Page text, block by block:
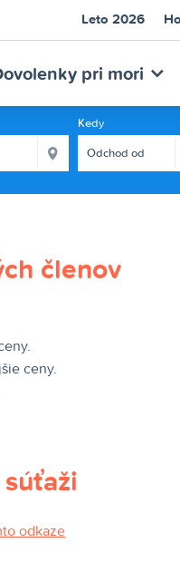
Leto 2026
pri mori
Kedy
členov
ceny.
odkaze